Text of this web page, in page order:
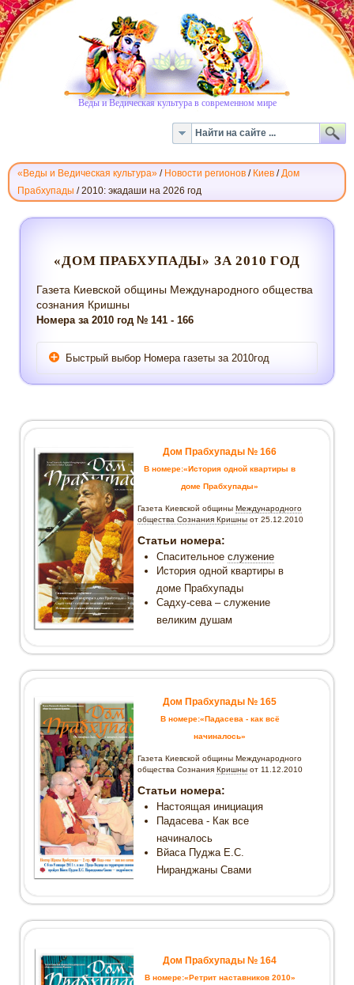
Веды и Ведическая культура в современном мире
«Веды и Ведическая культура» / Новости регионов / Киев /Дом
Прабхупады /2010: экадаши на 2026 год
ГАЗЕТА
ПРАБХУПАДЫ»
ГОД
«ДОМ ПРАБХУПАДЫ» ЗА 2010 ГОД
Газета Киевской общины Международного общества
сознания Кришны
Номера за 2010 год № 141 - 166
Быстрый выбор Номера газеты за 2010год
Прабхупады
Падасева
Газета «Дом Прабхупады» №-164 Ретрит
наставников
Газета «Дом Прабхупады» №-163
Сладкий Гирирадж
Газета «Дом Прабхупады» №-162
Установление Божества в Одессе
Газета «Дом Прабхупады» №-161 Здесь
были школьники
Газета «Дом Прабхупады» №-160 Океан
милости
Газета «Дом Прабхупады» №-158
Газета «Дом Прабхупады» №-157
Вайшнава-севайа!
Газета «Дом Прабхупады» №-156 Он
дарил Святое имя всему миру
Газета «Дом Прабхупады» №-155 Харе
Кришна и хороводы
Газета «Дом Прабхупады» №-154 Храм
сознания Кришны в Чорткове!
Газета «Дом Прабхупады» №-153 Беседы
о Святом имени
Газета «Дом Прабхупады» №-152 Ретрит
наставников
Человек запада Человек востока — «Дом
Прабхупады» №-149
Дом Прабхупады № 166
В номере:«История одной квартиры в
доме Прабхупады»
Газета Киевской общиныМеждународного
общества Сознания Кришны от 25.12.2010
Статьи номера:
Спасительное служение
История одной квартиры в
доме Прабхупады
Садху-сева – служение
великим душам
Дом Прабхупады № 165
В номере:«Падасева - как всё
начиналось»
Газета Киевской общины Международного
общества СознанияКришны от 11.12.2010
Статьи номера:
Настоящая инициация
Падасева - Как все
начиналось
Вйаса Пуджа Е.С.
Ниранджаны Свами
Дом Прабхупады № 164
В номере:«Ретрит наставников 2010»